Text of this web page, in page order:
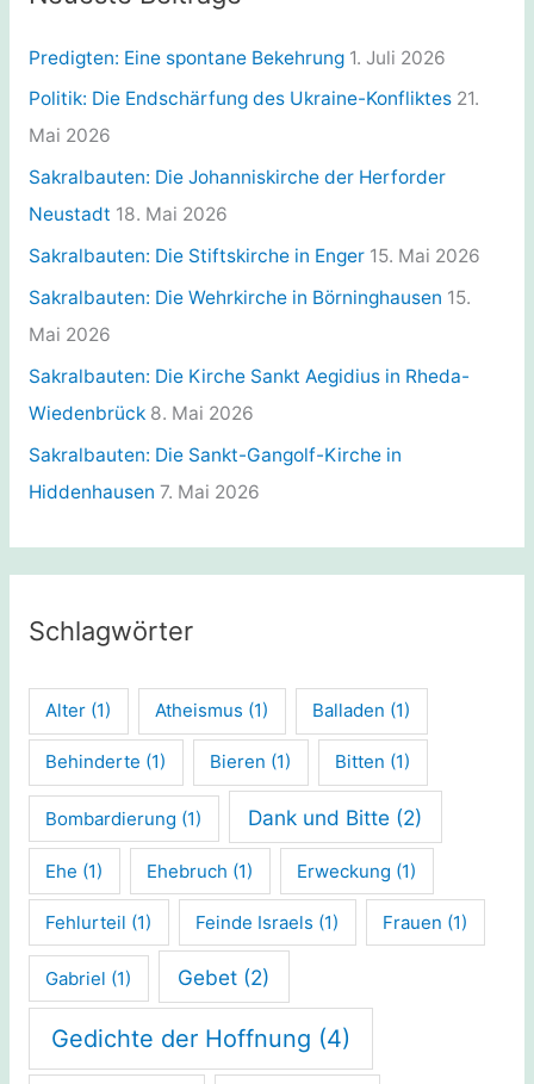
r
i
e
n
Predigten: Eine spontane Bekehrung 1. Juli 2026
Politik: Die Endschärfung des Ukraine-Konfliktes 21.
Mai 2026
Sakralbauten: Die Johanniskirche der Herforder
Neustadt 18. Mai 2026
Sakralbauten: Die Stiftskirche in Enger 15. Mai 2026
Sakralbauten: Die Wehrkirche in Börninghausen 15.
Mai 2026
Sakralbauten: Die Kirche Sankt Aegidius in Rheda-
Wiedenbrück 8. Mai 2026
Sakralbauten: Die Sankt-Gangolf-Kirche in
Hiddenhausen 7. Mai 2026
Schlagwörter
Alter (1) Atheismus (1) Balladen (1)
Behinderte (1) Bieren (1) Bitten (1)
Bombardierung (1) Dank und Bitte (2)
Ehe (1) Ehebruch (1) Erweckung (1)
Fehlurteil (1) Feinde Israels (1) Frauen (1)
Gabriel (1) Gebet (2)
Gedichte der Hoffnung (4)